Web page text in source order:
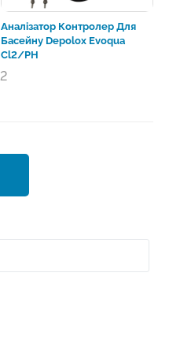
Аналізатор Контролер Для
Басейну Depolox Evoqua
Cl2/pH
2